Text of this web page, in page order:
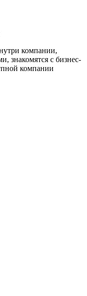
компании,
знакомятся с бизнес-
компании